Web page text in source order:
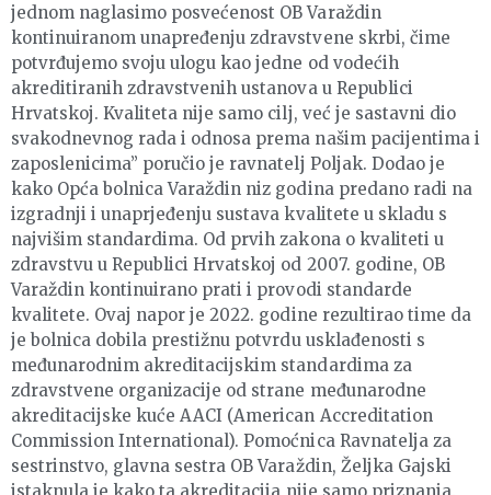
jednom naglasimo posvećenost OB Varaždin
kontinuiranom unapređenju zdravstvene skrbi, čime
potvrđujemo svoju ulogu kao jedne od vodećih
akreditiranih zdravstvenih ustanova u Republici
Hrvatskoj. Kvaliteta nije samo cilj, već je sastavni dio
svakodnevnog rada i odnosa prema našim pacijentima i
zaposlenicima” poručio je ravnatelj Poljak. Dodao je
kako Opća bolnica Varaždin niz godina predano radi na
izgradnji i unaprjeđenju sustava kvalitete u skladu s
najvišim standardima. Od prvih zakona o kvaliteti u
zdravstvu u Republici Hrvatskoj od 2007. godine, OB
Varaždin kontinuirano prati i provodi standarde
kvalitete. Ovaj napor je 2022. godine rezultirao time da
je bolnica dobila prestižnu potvrdu usklađenosti s
međunarodnim akreditacijskim standardima za
zdravstvene organizacije od strane međunarodne
akreditacijske kuće AACI (American Accreditation
Commission International). Pomoćnica Ravnatelja za
sestrinstvo, glavna sestra OB Varaždin, Željka Gajski